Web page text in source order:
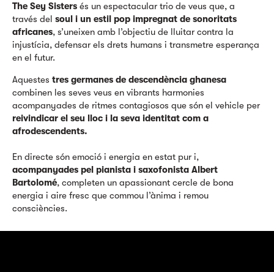
The Sey Sisters és un espectacular trio de veus que, a
través del soul i un estil pop impregnat de sonoritats
africanes, s’uneixen amb l’objectiu de lluitar contra la
injustícia, defensar els drets humans i transmetre esperança
en el futur.
Aquestes tres germanes de descendència ghanesa
combinen les seves veus en vibrants harmonies
acompanyades de ritmes contagiosos que són el vehicle per
reivindicar el seu lloc i la seva identitat com a
afrodescendents.
En directe són emoció i energia en estat pur i,
acompanyades pel pianista i saxofonista Albert
Bartolomé, completen un apassionant cercle de bona
energia i aire fresc que commou l’ànima i remou
consciències.